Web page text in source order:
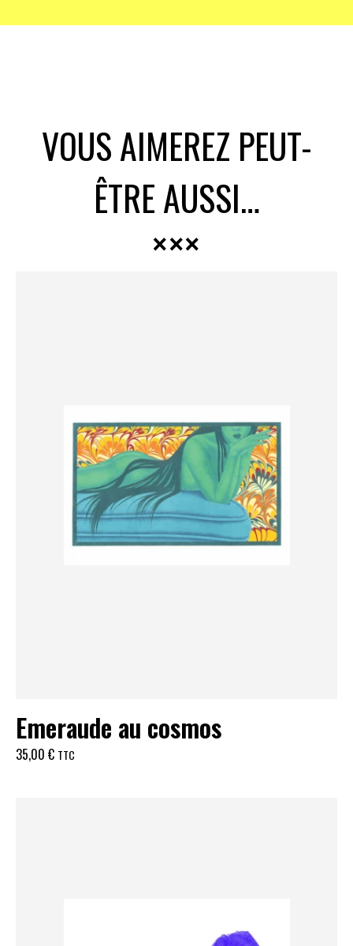
VOUS AIMEREZ PEUT-
ÊTRE AUSSI…
Emeraude au cosmos
35,00 € TTC